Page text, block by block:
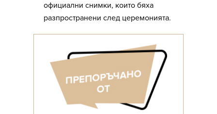
официални снимки, които бяха
разпространени след церемонията.